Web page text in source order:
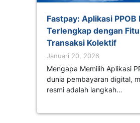
Fastpay: Aplikasi
Terlengkap dengan
Transaksi Kolektif
Januari 20, 2026
Mengapa Memilih Aplikasi
dunia pembayaran digital,
resmi adalah langkah…